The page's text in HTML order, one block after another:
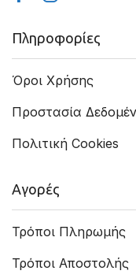
FacebookInstagram
Πληροφορίες
Όροι Χρήσης
Προστασία
Πολιτική Cookies
Αγορές
Τρόποι Πληρωμής
Τρόποι Αποστολής